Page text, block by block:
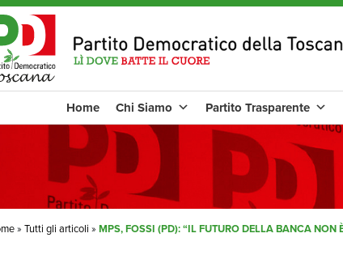
Home Chi Siamo Partito Trasparente
» Tutti gli articoli » MPS, FOSSI (PD): “IL FUTURO DELLA BANCA NON